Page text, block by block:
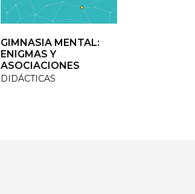
GIMNASIA MENTAL:
ENIGMAS Y
ASOCIACIONES
DIDÁCTICAS
GIMNASIA MENTAL:
ENIGMAS Y
ASOCIACIONES
DIDÁCTICAS